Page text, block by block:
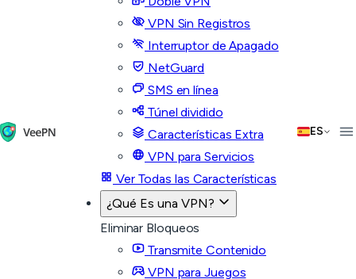
VPN Sin Registros
Interruptor de Apagado
NetGuard
SMS en línea
Túnel dividido
Características Extra
VPN para Servicios
Ver Todas las Características
¿Qué Es una VPN?
Eliminar Bloqueos
Transmite Contenido
VPN para Juegos
ES